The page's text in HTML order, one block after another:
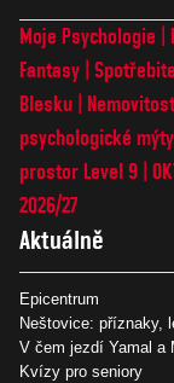
Moje Psychologie
Fantasy
Blesku
psychologické mýty
prostor Level 9
2026/27
Aktuálně
Epicentrum
Neštovice: příznaky,
V čem jezdí Yamal a
Kvízy pro seniory